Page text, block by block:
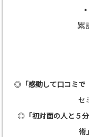
累
◎ 「感動して口コミ
セ
◎ 「初対面の人と５
術」